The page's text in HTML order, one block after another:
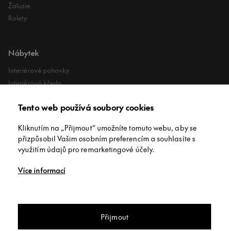
Žaluzie
Rolety
Nábytek
Interiérové pohovky
Interiérová křesla
Lehátka
Exteriérové pufy
O společnosti
Tento web používá soubory cookies
Kliknutím na „Přijmout“ umožníte tomuto webu, aby se
přizpůsobil Vašim osobním preferencím a souhlasíte s
využitím údajů pro remarketingové účely.
Více informací
Přijmout